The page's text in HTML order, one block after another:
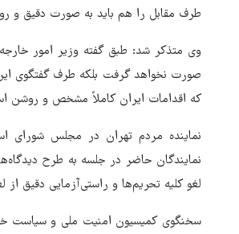
طرف مقابل را هم باید به صورت دقیق و
وی متذکر شد: طبق گفته وزیر امور
که اقدامات ایران کاملاً مشخص و روشن
نماینده مردم تهران در مجلس شورای
نمایندگان حاضر در جلسه به طرح
لغو کلیه تحریم‌ها و راستی‌آزمایی دقیق از
سخنگوی کمیسیون امنیت ملی و سیاست